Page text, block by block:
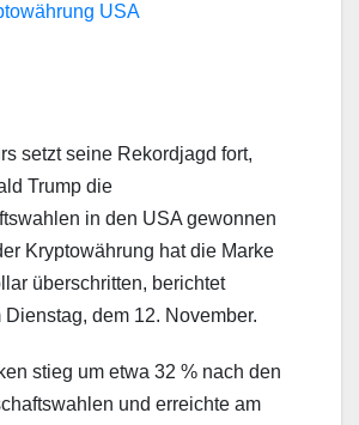
USA
setzt seine Rekordjagd fort,
Trump die
in den USA gewonnen
Kryptowährung hat die Marke
überschritten, berichtet
Dienstag, dem 12. November.
stieg um etwa 32 % nach den
und erreichte am